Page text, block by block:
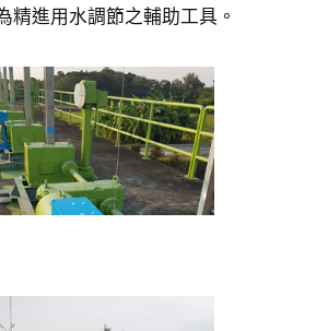
精進用水調節之輔助工具。